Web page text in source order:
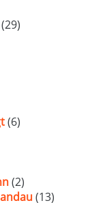
(6)
(2)
(13)